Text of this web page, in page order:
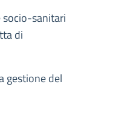
socio-sanitari
di
gestione del